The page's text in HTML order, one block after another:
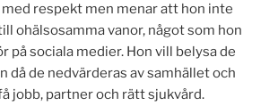
respekt men menar att hon inte
ohälsosamma vanor, något som hon
på sociala medier. Hon vill belysa de
då de nedvärderas av samhället och
jobb, partner och rätt sjukvård.